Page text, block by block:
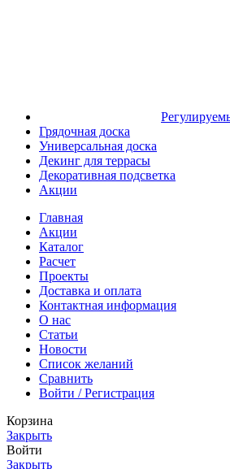
Грядочная доска
Универсальная доска
Декинг для террасы
Декоративная подсветка
Акции
Главная
Акции
Каталог
Расчет
Проекты
Доставка и оплата
Контактная информация
О нас
Статьи
Новости
Список желаний
Сравнить
Войти / Регистрация
Корзина
Закрыть
Войти
Закрыть